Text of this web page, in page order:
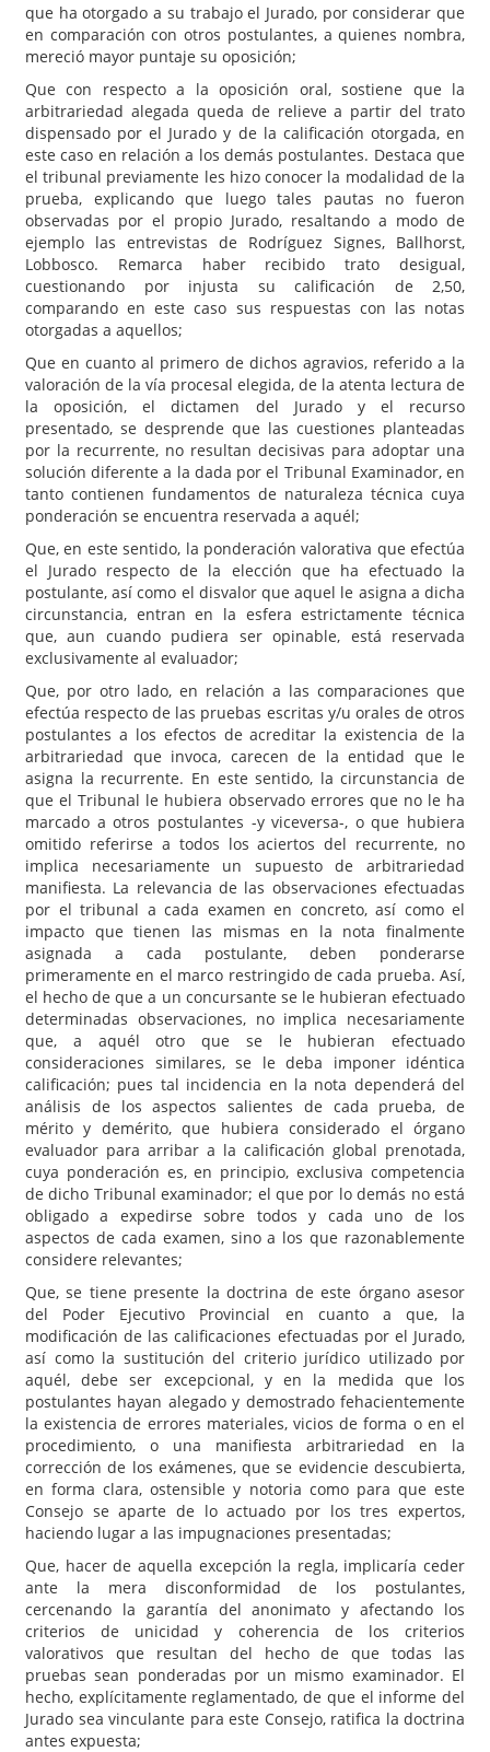
que ha otorgado a su trabajo el Jurado, por considerar que
en comparación con otros postulantes, a quienes nombra,
mereció mayor puntaje su oposición;
Que con respecto a la oposición oral, sostiene que la
arbitrariedad alegada queda de relieve a partir del trato
dispensado por el Jurado y de la calificación otorgada, en
este caso en relación a los demás postulantes. Destaca que
el tribunal previamente les hizo conocer la modalidad de la
prueba, explicando que luego tales pautas no fueron
observadas por el propio Jurado, resaltando a modo de
ejemplo las entrevistas de Rodríguez Signes, Ballhorst,
Lobbosco. Remarca haber recibido trato desigual,
cuestionando por injusta su calificación de 2,50,
comparando en este caso sus respuestas con las notas
otorgadas a aquellos;
Que en cuanto al primero de dichos agravios, referido a la
valoración de la vía procesal elegida, de la atenta lectura de
la oposición, el dictamen del Jurado y el recurso
presentado, se desprende que las cuestiones planteadas
por la recurrente, no resultan decisivas para adoptar una
solución diferente a la dada por el Tribunal Examinador, en
tanto contienen fundamentos de naturaleza técnica cuya
ponderación se encuentra reservada a aquél;
Que, en este sentido, la ponderación valorativa que efectúa
el Jurado respecto de la elección que ha efectuado la
postulante, así como el disvalor que aquel le asigna a dicha
circunstancia, entran en la esfera estrictamente técnica
que, aun cuando pudiera ser opinable, está reservada
exclusivamente al evaluador;
Que, por otro lado, en relación a las comparaciones que
efectúa respecto de las pruebas escritas y/u orales de otros
postulantes a los efectos de acreditar la existencia de la
arbitrariedad que invoca, carecen de la entidad que le
asigna la recurrente. En este sentido, la circunstancia de
que el Tribunal le hubiera observado errores que no le ha
marcado a otros postulantes -y viceversa-, o que hubiera
omitido referirse a todos los aciertos del recurrente, no
implica necesariamente un supuesto de arbitrariedad
manifiesta. La relevancia de las observaciones efectuadas
por el tribunal a cada examen en concreto, así como el
impacto que tienen las mismas en la nota finalmente
asignada a cada postulante, deben ponderarse
primeramente en el marco restringido de cada prueba. Así,
el hecho de que a un concursante se le hubieran efectuado
determinadas observaciones, no implica necesariamente
que, a aquél otro que se le hubieran efectuado
consideraciones similares, se le deba imponer idéntica
calificación; pues tal incidencia en la nota dependerá del
análisis de los aspectos salientes de cada prueba, de
mérito y demérito, que hubiera considerado el órgano
evaluador para arribar a la calificación global prenotada,
cuya ponderación es, en principio, exclusiva competencia
de dicho Tribunal examinador; el que por lo demás no está
obligado a expedirse sobre todos y cada uno de los
aspectos de cada examen, sino a los que razonablemente
considere relevantes;
Que, se tiene presente la doctrina de este órgano asesor
del Poder Ejecutivo Provincial en cuanto a que, la
modificación de las calificaciones efectuadas por el Jurado,
así como la sustitución del criterio jurídico utilizado por
aquél, debe ser excepcional, y en la medida que los
postulantes hayan alegado y demostrado fehacientemente
la existencia de errores materiales, vicios de forma o en el
procedimiento, o una manifiesta arbitrariedad en la
corrección de los exámenes, que se evidencie descubierta,
en forma clara, ostensible y notoria como para que este
Consejo se aparte de lo actuado por los tres expertos,
haciendo lugar a las impugnaciones presentadas;
Que, hacer de aquella excepción la regla, implicaría ceder
ante la mera disconformidad de los postulantes,
cercenando la garantía del anonimato y afectando los
criterios de unicidad y coherencia de los criterios
valorativos que resultan del hecho de que todas las
pruebas sean ponderadas por un mismo examinador. El
hecho, explícitamente reglamentado, de que el informe del
Jurado sea vinculante para este Consejo, ratifica la doctrina
antes expuesta;